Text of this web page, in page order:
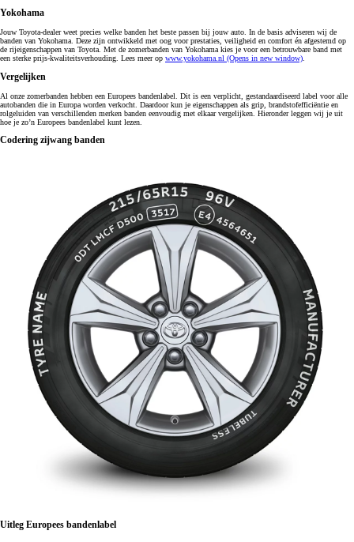
Yokohama
Jouw Toyota-dealer weet precies welke banden het beste passen bij jouw auto. In de basis adviseren wij de
banden van Yokohama. Deze zijn ontwikkeld met oog voor prestaties, veiligheid en comfort én afgestemd op
de rijeigenschappen van Toyota. Met de zomerbanden van Yokohama kies je voor een betrouwbare band met
een sterke prijs-kwaliteitsverhouding. Lees meer op www.yokohama.nl (Opens in new window)
Vergelijken
Al onze zomerbanden hebben een Europees bandenlabel. Dit is een verplicht, gestandaardiseerd label voor alle
autobanden die in Europa worden verkocht. Daardoor kun je eigenschappen als grip, brandstofefficiëntie en
rolgeluiden van verschillenden merken banden eenvoudig met elkaar vergelijken. Hieronder leggen wij je uit
hoe je zo’n Europees bandenlabel kunt lezen.
Codering zijwang banden
Uitleg Europees bandenlabel